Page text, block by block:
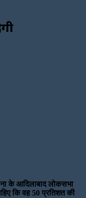
के आदिलाबाद लोकसभा
कि वह 50 प्रतिशत की